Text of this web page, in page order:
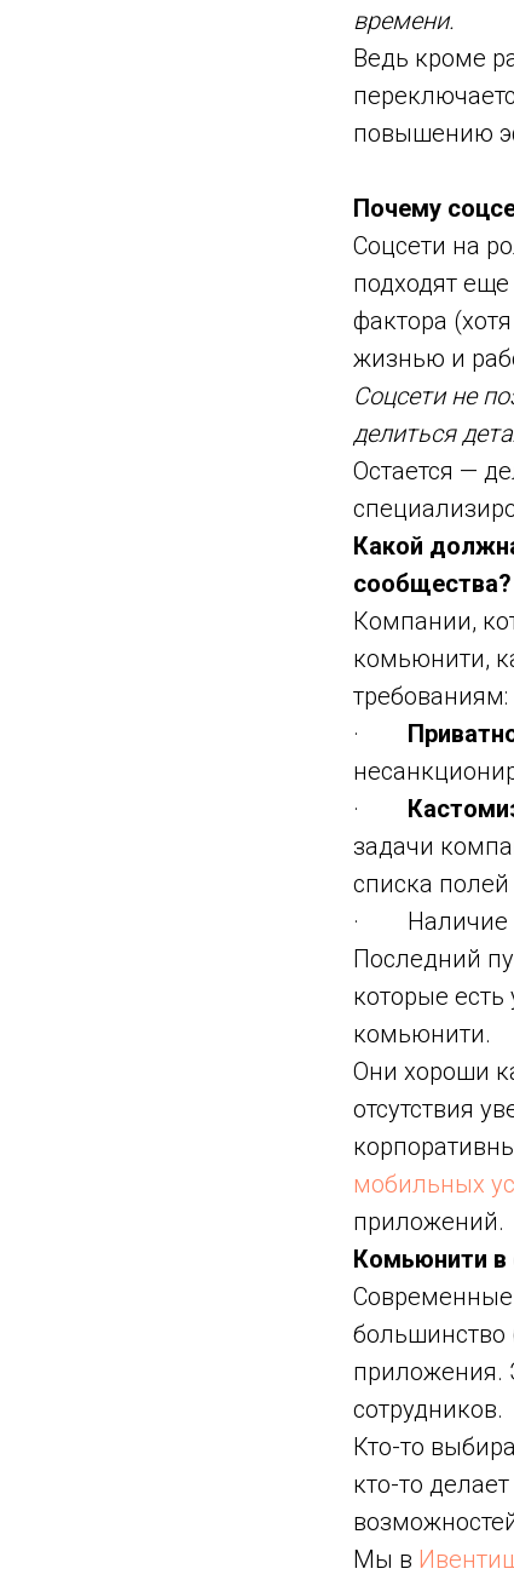
времени.
Ведь кроме
повышению
Почему
Соцсети на
подходят
фактора
жизнью и
Соцсети не
делиться
Остается —
Какой
сообщества?
Компании,
комьюнити,
требованиям:
·
·
задачи
списка
· Наличие
Последний
которые
комьюнити.
Они хороши
отсутствия
мобильных
приложений.
Комьюнити в
Современные
большинство
приложения.
сотрудников.
Кто-то
кто-то
Мы в